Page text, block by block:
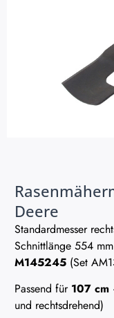
Deere
Standardmesser
Schnittlänge 554
M145245 (Set
Passend für 107 cm
und rechtsdrehend)